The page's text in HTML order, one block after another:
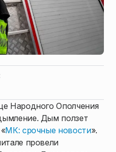
Народного Ополчения
Дым ползет
МК: срочные новости».
провели